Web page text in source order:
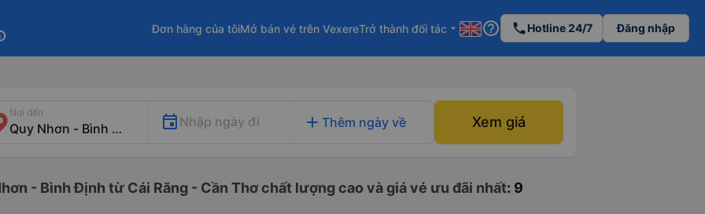
Đơn hàng của tôiMở bán vé trên VexereTrở thành đối tác arrow_drop_down help_outline phoneHotline 24/7 Đăng nhập
Nơi đến
Nhập ngày đi add Thêm ngày về Xem giá
- Bình Định từ Cái Răng - Cần Thơ chất lượng cao và giá vé ưu đãi nhất: 9